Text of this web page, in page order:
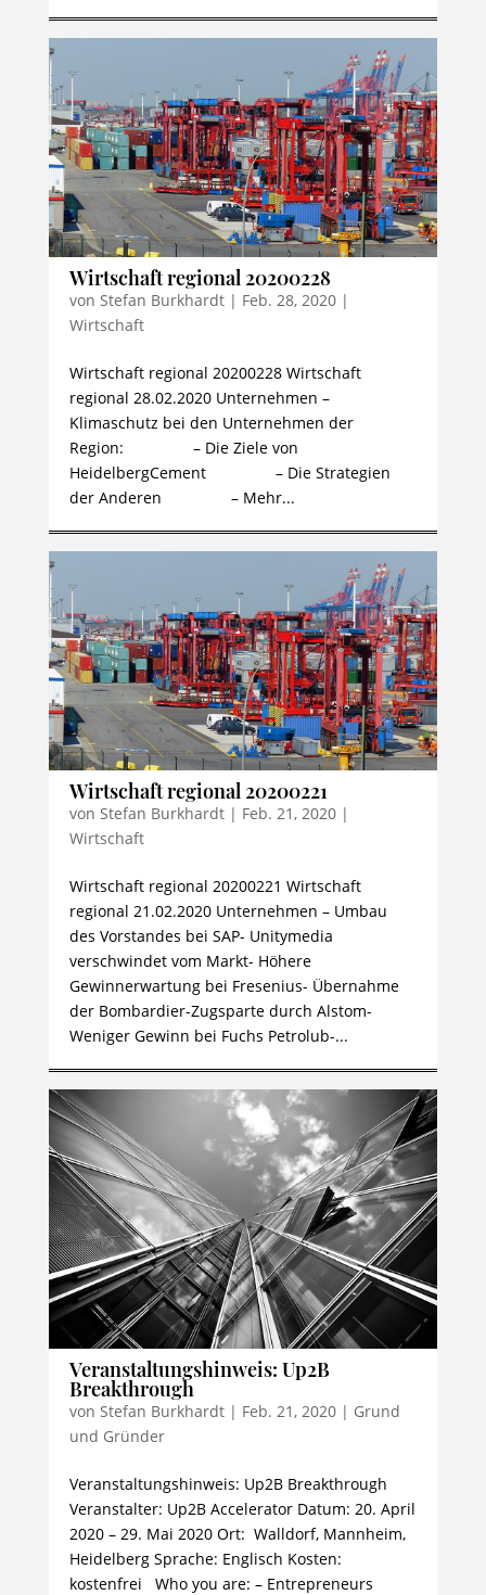
Wirtschaft regional 20200228
von Stefan Burkhardt| Feb. 28, 2020|
Wirtschaft
Wirtschaft regional 20200228 Wirtschaft
regional 28.02.2020 Unternehmen –
Klimaschutz bei den Unternehmen der
Region: – Die Ziele von
HeidelbergCement – Die Strategien
der Anderen – Mehr...
Wirtschaft regional 20200221
von Stefan Burkhardt| Feb. 21, 2020|
Wirtschaft
Wirtschaft regional 20200221 Wirtschaft
regional 21.02.2020 Unternehmen – Umbau
des Vorstandes bei SAP- Unitymedia
verschwindet vom Markt- Höhere
Gewinnerwartung bei Fresenius- Übernahme
der Bombardier-Zugsparte durch Alstom-
Weniger Gewinn bei Fuchs Petrolub-...
Veranstaltungshinweis: Up2B
Breakthrough
von Stefan Burkhardt| Feb. 21, 2020| Grund
und Gründer
Veranstaltungshinweis: Up2B Breakthrough
Veranstalter: Up2B Accelerator Datum: 20. April
2020 – 29. Mai 2020 Ort: Walldorf, Mannheim,
Heidelberg Sprache: Englisch Kosten:
kostenfrei Who you are: – Entrepreneurs